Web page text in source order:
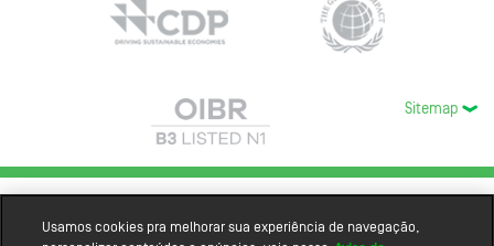
Sitemap
Usamos cookies pra melhorar sua experiência de navegação,